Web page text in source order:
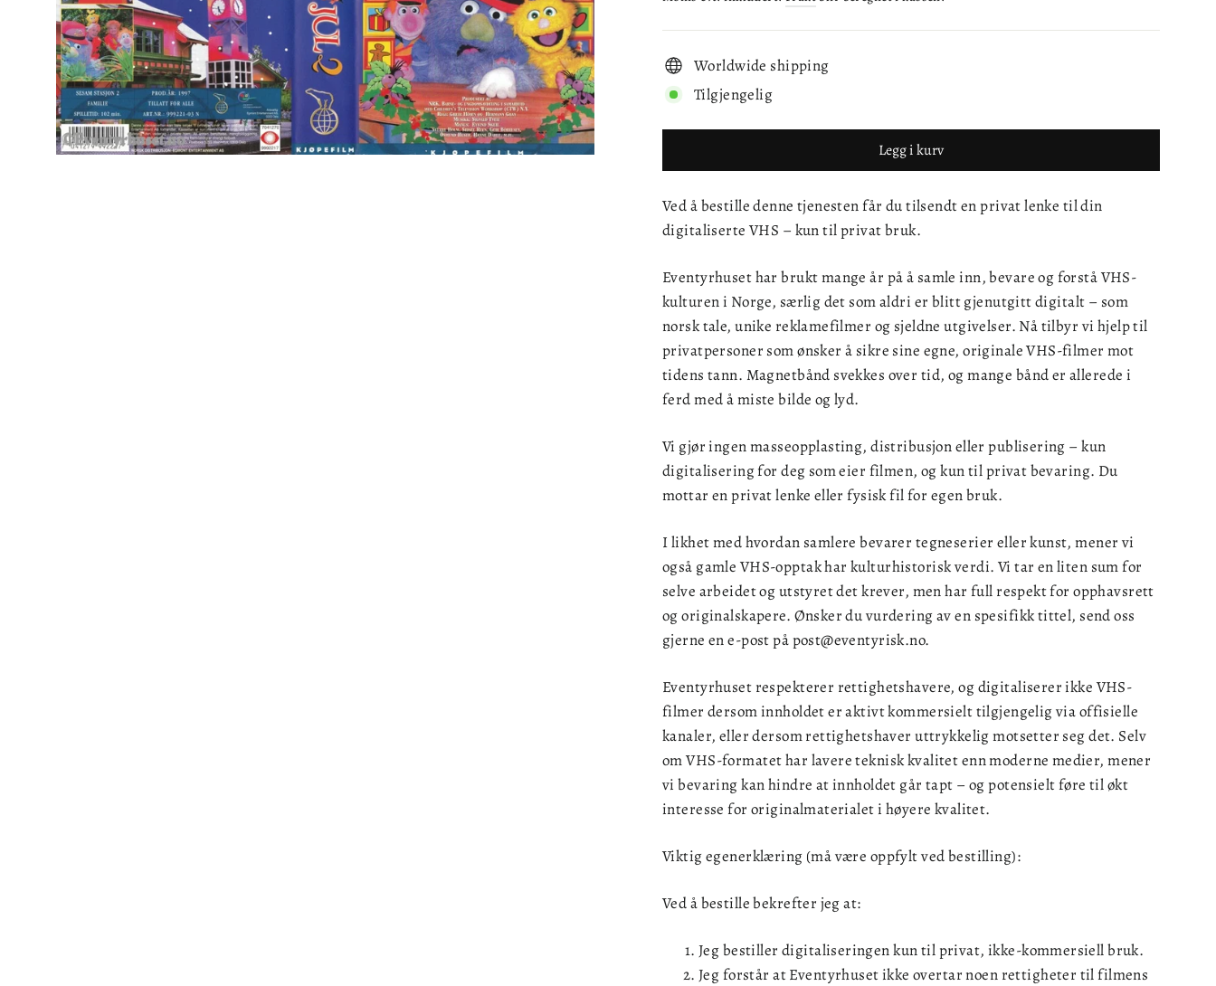
Worldwide shipping
Tilgjengelig
Legg i kurv
Ved å bestille denne tjenesten får du tilsendt en privat lenke til din
digitaliserte VHS – kun til privat bruk.
Eventyrhuset har brukt mange år på å samle inn, bevare og forstå VHS-
kulturen i Norge, særlig det som aldri er blitt gjenutgitt digitalt – som
norsk tale, unike reklamefilmer og sjeldne utgivelser. Nå tilbyr vi hjelp til
privatpersoner som ønsker å sikre sine egne, originale VHS-filmer mot
tidens tann. Magnetbånd svekkes over tid, og mange bånd er allerede i
ferd med å miste bilde og lyd.
Vi gjør ingen masseopplasting, distribusjon eller publisering – kun
digitalisering for deg som eier filmen, og kun til privat bevaring. Du
mottar en privat lenke eller fysisk fil for egen bruk.
I likhet med hvordan samlere bevarer tegneserier eller kunst, mener vi
også gamle VHS-opptak har kulturhistorisk verdi. Vi tar en liten sum for
selve arbeidet og utstyret det krever, men har full respekt for opphavsrett
og originalskapere. Ønsker du vurdering av en spesifikk tittel, send oss
gjerne en e-post på post@eventyrisk.no.
Eventyrhuset respekterer rettighetshavere, og digitaliserer ikke VHS-
filmer dersom innholdet er aktivt kommersielt tilgjengelig via offisielle
kanaler, eller dersom rettighetshaver uttrykkelig motsetter seg det. Selv
om VHS-formatet har lavere teknisk kvalitet enn moderne medier, mener
vi bevaring kan hindre at innholdet går tapt – og potensielt føre til økt
interesse for originalmaterialet i høyere kvalitet.
Viktig egenerklæring (må være oppfylt ved bestilling):
Ved å bestille bekrefter jeg at:
Jeg bestiller digitaliseringen kun til privat, ikke-kommersiell bruk.
Jeg forstår at Eventyrhuset ikke overtar noen rettigheter til filmens